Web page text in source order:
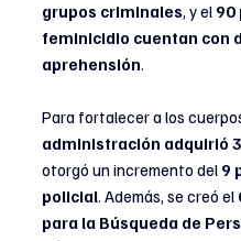
grupos criminales, y el 90
feminicidio cuentan con
aprehensión.
Para fortalecer a los
administración adquirió
otorgó un incremento del 9
policial. Además, se creó el
para la Búsqueda de